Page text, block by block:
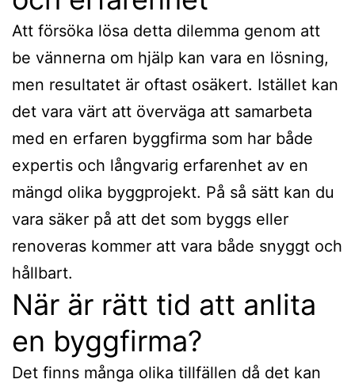
Att försöka lösa detta dilemma genom att
be vännerna om hjälp kan vara en lösning,
men resultatet är oftast osäkert. Istället kan
det vara värt att överväga att samarbeta
med en erfaren byggfirma som har både
expertis och långvarig erfarenhet av en
mängd olika byggprojekt. På så sätt kan du
vara säker på att det som byggs eller
renoveras kommer att vara både snyggt och
hållbart.
När är rätt tid att anlita
en byggfirma?
Det finns många olika tillfällen då det kan